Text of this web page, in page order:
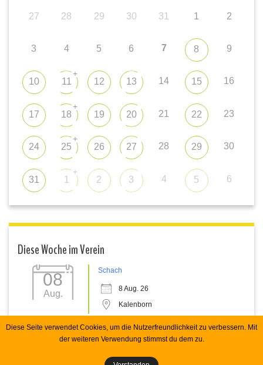
27 28 29 30 31 1 2
3 4 5 6 7 8 9
10 11
+
12 13 14 15 16
17 18
+
19 20 21 22 23
24 25
+
26 27 28 29 30
31 1
+
2 3 4 5 6
Diese Woche im Verein
08
Aug.
Schach
8 Aug. 26
Kalenborn
Copyright 2026 Spvgg Kalenborn e.V. RHecker
Diese Seite verwendet Cookies, um die Nutzerfreundlichkeit zu verbessern. Mit
der weiteren Verwendung stimmst du dem zu.